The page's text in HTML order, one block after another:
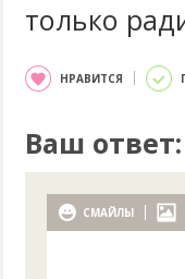
только
НРАВИТСЯ
Ваш ответ:
СМАЙЛЫ